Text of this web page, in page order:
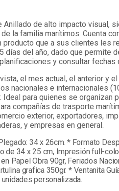
Anillado de alto impacto visual,
la familia marítimos. Cuenta
producto que a sus clientes les
días del año, dado que permite
y consultar fechas
el mes actual, el anterior y
nacionales e internacionales
Ideal para quienes se organizan
compañías de trasporte
exterior, exportadores,
y empresas en general.
34 x 26cm. * Formato
de 34 x 25 cm, Impresión full-
Papel Obra 90gr, Feriados
grafica 350gr. * Ventanita
personalizada.